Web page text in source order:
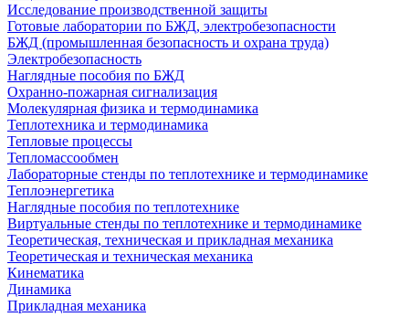
Исследование производственной защиты
Готовые лаборатории по БЖД, электробезопасности
БЖД (промышленная безопасность и охрана труда)
Электробезопасность
Наглядные пособия по БЖД
Охранно-пожарная сигнализация
Молекулярная физика и термодинамика
Теплотехника и термодинамика
Тепловые процессы
Тепломассообмен
Лабораторные стенды по теплотехнике и термодинамике
Теплоэнергетика
Наглядные пособия по теплотехнике
Виртуальные стенды по теплотехнике и термодинамике
Теоретическая, техническая и прикладная механика
Теоретическая и техническая механика
Кинематика
Динамика
Прикладная механика